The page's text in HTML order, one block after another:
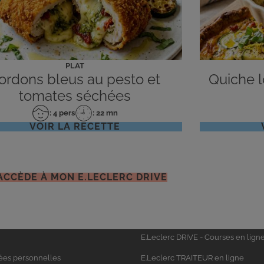
PLAT
bleus au pesto et
tomates séchées
Nombre
de
: 4 pers
Temps
de
: 22 mn
VOIR LA RECETTE
Quiche
À MON E.LECLERC DRIVE
personnelles
Univers
E.Leclerc DRIVE - Courses en ligne
E.Leclerc TRAITEUR en ligne